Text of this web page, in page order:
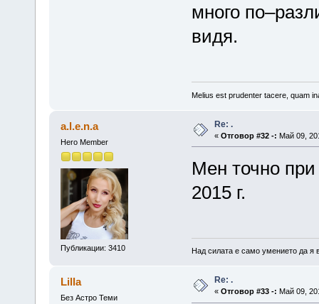
много
видя.
Melius est prudenter tacere, quam
a.l.e.n.a
Hero Member
Публикации: 3410
Re: .
« Отговор #32 -: Май 09,
Мен точно
2015 г.
Над силата е само умението да я
Lilla
Без Астро Теми
Re: .
« Отговор #33 -: Май 09,